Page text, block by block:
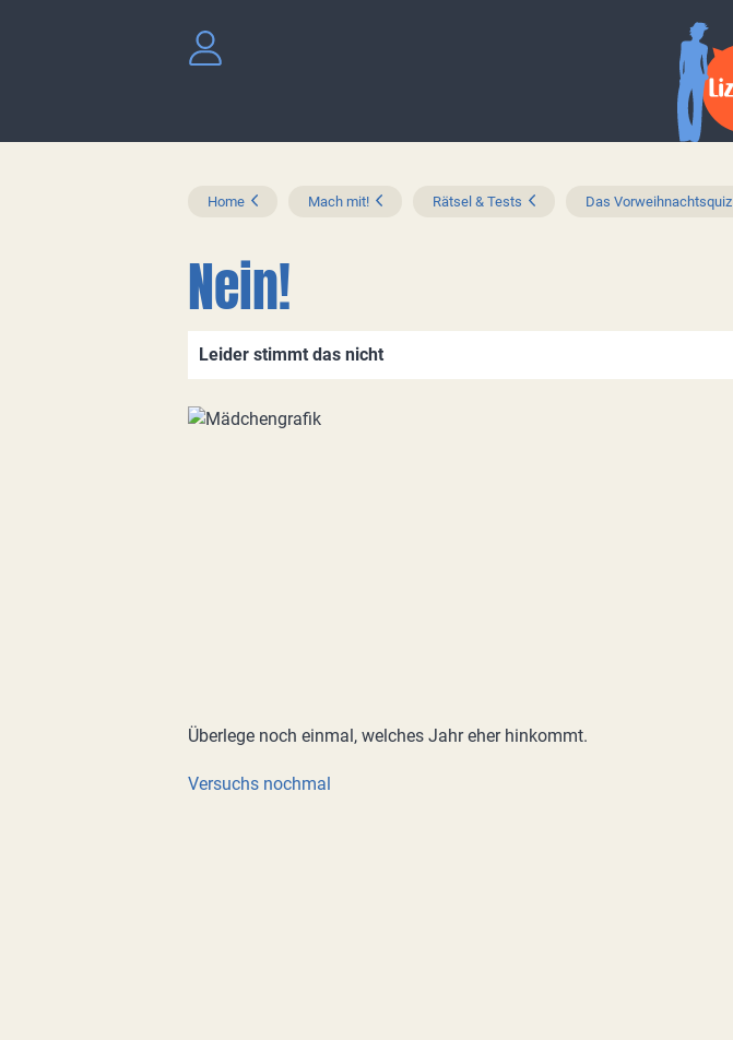
Home Mach mit! Rätsel & Tests Das Vorweihnachtsquiz
Nein!
Leider stimmt das nicht
Überlege noch einmal, welches Jahr eher hinkommt.
Versuchs nochmal